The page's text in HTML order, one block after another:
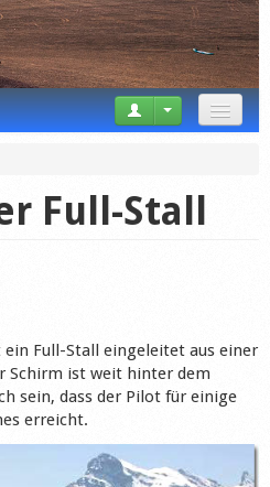
Full-Stall
Full-Stall eingeleitet aus einer
Schirm ist weit hinter dem
sein, dass der Pilot für einige
erreicht.